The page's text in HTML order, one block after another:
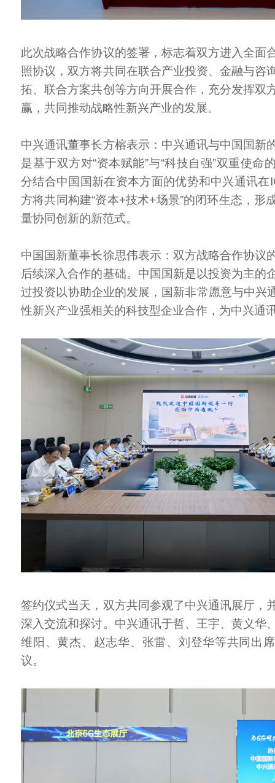
此次战略合作协议的签署，标志着双方进入全面
照协议，双方将共同在联合产业投资、金融与咨
拓、联合方案共创等方向开展合作，充分发挥双
赢，共同推动战略性新兴产业的发展。
中兴通讯董事长方榕表示：中兴通讯与中国国新
是基于双方对“资本赋能”与“科技自强”双重使命
分结合中国国新在资本方面的优势和中兴通讯在
方将共同构建“资本+技术+场景”的闭环生态，形
量协同创新的新范式。
中国国新董事长徐思伟表示：双方战略合作协议
后续深入合作的基础。中国国新是以投资为主的
过投资以协助企业的发展，国新非常愿意与中兴
性新兴产业强相关的科技型企业合作，为中兴通
签约仪式当天，双方共同参观了中兴通讯展厅，
深入交流和探讨。中兴通讯于哲、王宇、黄义华
维阳、黄杰、赵志华、张雷、刘登华等共同出
议。